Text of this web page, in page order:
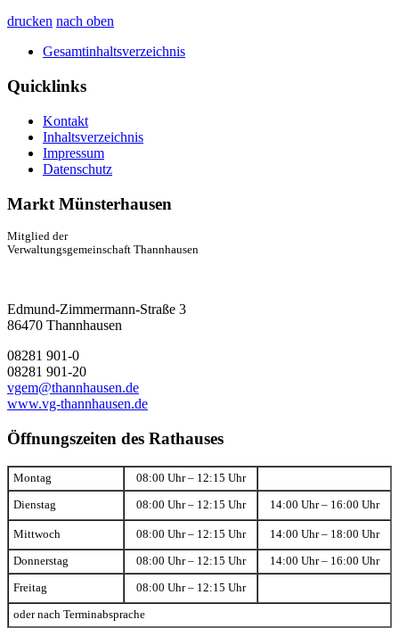
drucken nach oben
Gesamtinhaltsverzeichnis
Quicklinks
Kontakt
Inhaltsverzeichnis
Impressum
Datenschutz
Markt Münsterhausen
Mitglied der
Verwaltungsgemeinschaft Thannhausen
Edmund-Zimmermann-Straße 3
86470 Thannhausen
08281 901-0
08281 901-20
vgem@thannhausen.de
www.vg-thannhausen.de
Öffnungszeiten des Rathauses
Montag 08:00 Uhr – 12:15 Uhr
Dienstag 08:00 Uhr – 12:15 Uhr 14:00 Uhr – 16:00 Uhr
Mittwoch 08:00 Uhr – 12:15 Uhr 14:00 Uhr – 18:00 Uhr
Donnerstag 08:00 Uhr – 12:15 Uhr 14:00 Uhr – 16:00 Uhr
Freitag 08:00 Uhr – 12:15 Uhr
oder nach Terminabsprache